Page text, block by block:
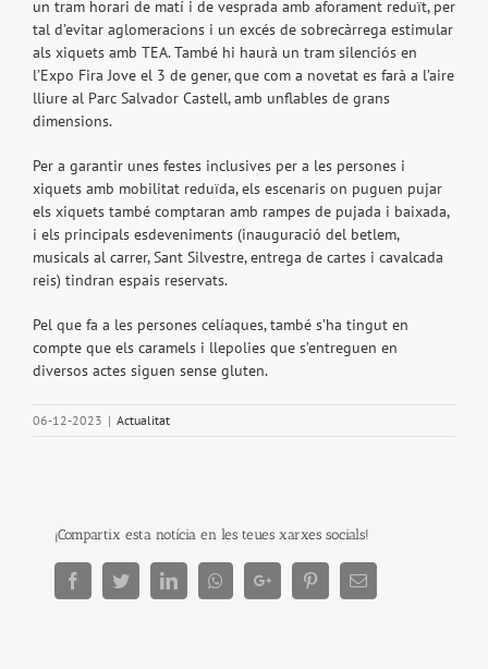
un tram horari de matí i de vesprada amb aforament reduït, per
tal d’evitar aglomeracions i un excés de sobrecàrrega estimular
als xiquets amb TEA. També hi haurà un tram silenciós en
l’Expo Fira Jove el 3 de gener, que com a novetat es farà a l’aire
lliure al Parc Salvador Castell, amb unflables de grans
dimensions.
Per a garantir unes festes inclusives per a les persones i
xiquets amb mobilitat reduïda, els escenaris on puguen pujar
els xiquets també comptaran amb rampes de pujada i baixada,
i els principals esdeveniments (inauguració del betlem,
musicals al carrer, Sant Silvestre, entrega de cartes i cavalcada
reis) tindran espais reservats.
Pel que fa a les persones celíaques, també s’ha tingut en
compte que els caramels i llepolies que s’entreguen en
diversos actes siguen sense gluten.
06-12-2023 | Actualitat
¡Compartix esta notícia en les teues xarxes socials!
FacebookTwitterLinkedInWhatsappGoogle+ PinterestEmail